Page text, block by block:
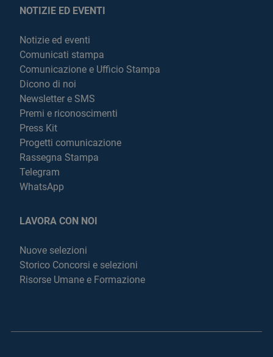
NOTIZIE ED EVENTI
Notizie ed eventi
Comunicati stampa
Comunicazione e Ufficio Stampa
Dicono di noi
Newsletter e SMS
Premi e riconoscimenti
Press Kit
Progetti comunicazione
Rassegna Stampa
Telegram
WhatsApp
LAVORA CON NOI
Nuove selezioni
Storico Concorsi e selezioni
Risorse Umane e Formazione